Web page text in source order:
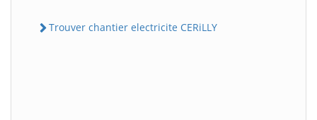
Trouver chantier electricite CERiLLY